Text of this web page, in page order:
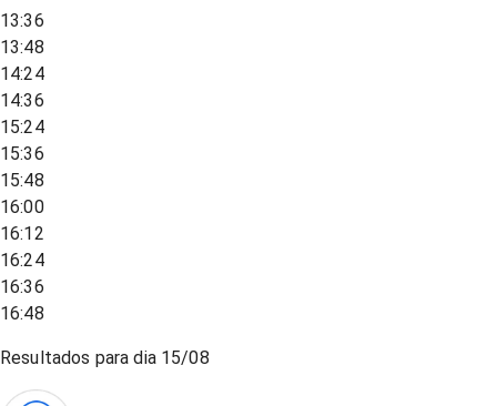
13:36
13:48
14:24
14:36
15:24
15:36
15:48
16:00
16:12
16:24
16:36
16:48
Resultados para dia 15/08